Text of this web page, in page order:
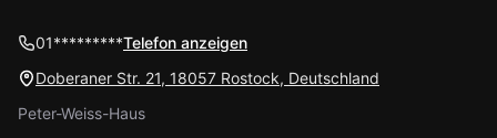
01*********Telefon anzeigen
Doberaner Str. 21, 18057 Rostock, Deutschland
Peter-Weiss-Haus